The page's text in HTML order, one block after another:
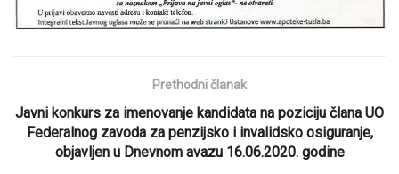
Prethodni članak
Javni konkurs za imenovanje kandidata na poziciju člana UO
Federalnog zavoda za penzijsko i invalidsko osiguranje,
objavljen u Dnevnom avazu 16.06.2020. godine